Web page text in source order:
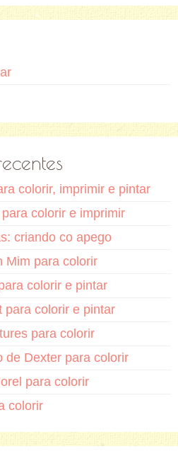
colorir, imprimir e pintar
colorir e imprimir
criando co apego
Mim para colorir
colorir e pintar
para colorir e pintar
para colorir
de Dexter para colorir
para colorir
colorir